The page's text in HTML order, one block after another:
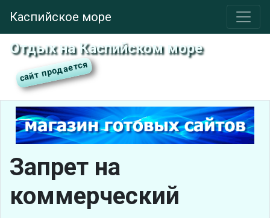
Каспийское море
Отдых на Каспийском море
Запрет на
коммерческий